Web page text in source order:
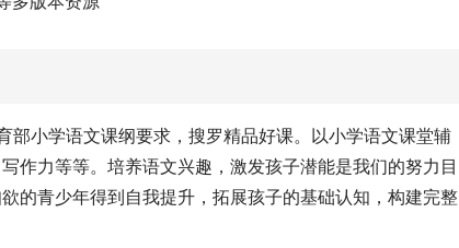
小学语文课纲要求，搜罗精品好课。以小学语文课堂辅
作力等等。培养语文兴趣，激发孩子潜能是我们的努力目
的青少年得到自我提升，拓展孩子的基础认知，构建完整